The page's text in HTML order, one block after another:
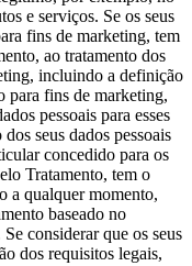
e serviços. Se os seus
fins de marketing, tem
ao tratamento dos
incluindo a definição
para fins de marketing,
pessoais para esses
seus dados pessoais
concedido para os
Tratamento, tem o
a qualquer momento,
baseado no
considerar que os seus
dos requisitos legais,